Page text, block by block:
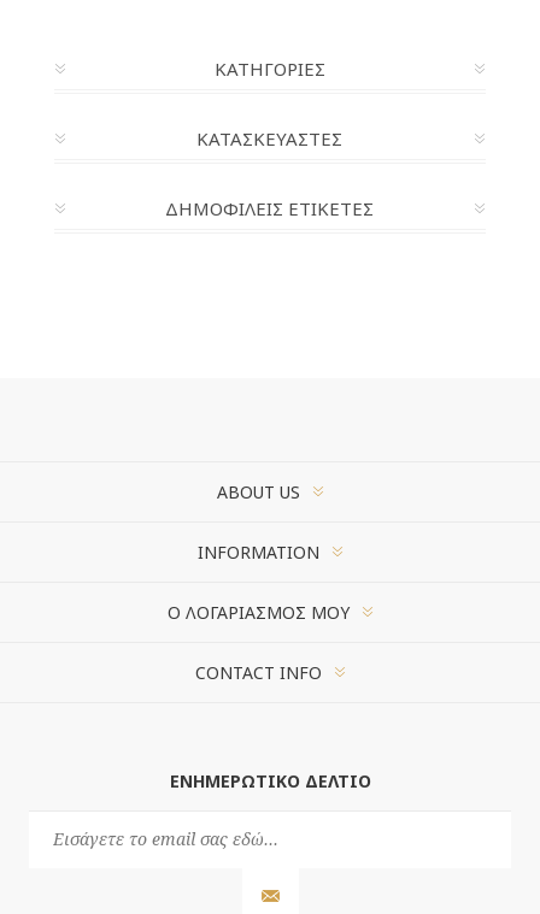
ΚΑΤΗΓΟΡΊΕΣ
ΚΑΤΑΣΚΕΥΑΣΤΈΣ
ΔΗΜΟΦΙΛΕΙΣ ΕΤΙΚΕΤΕΣ
ABOUT US
INFORMATION
Ο ΛΟΓΑΡΙΑΣΜΌΣ ΜΟΥ
CONTACT INFO
ΕΝΗΜΕΡΩΤΙΚΌ ΔΕΛΤΊΟ